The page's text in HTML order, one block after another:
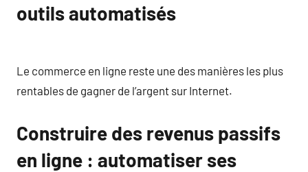
outils automatisés
Le commerce en ligne reste une des manières les plus
rentables de gagner de l’argent sur Internet.
Construire des revenus passifs
en ligne : automatiser ses